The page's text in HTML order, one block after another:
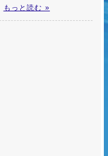
もっと読む »